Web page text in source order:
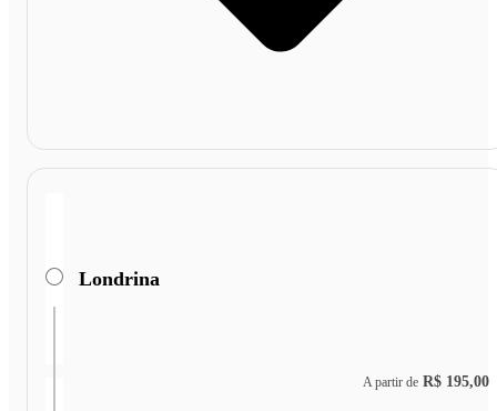
Londrina
A partir de R$ 195,00